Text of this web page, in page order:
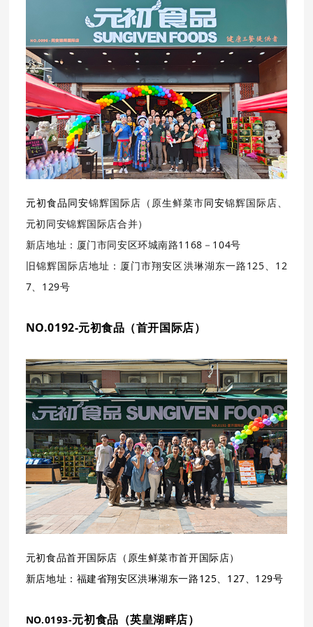
元初食品同安锦辉国际店（原生鲜菜市同安锦辉国际店、
元初同安锦辉国际店合并）
新店地址：厦门市同安区环城南路1168－104号
旧锦辉国际店地址：厦门市翔安区洪琳湖东一路125、12
7、129号
NO.0192-元初食品（首开国际店）
元初食品首开国际店（原生鲜菜市首开国际店）
新店地址：福建省翔安区洪琳湖东一路125、127、129号
NO.0193-元初食品（英皇湖畔店）